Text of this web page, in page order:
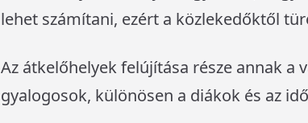
lehet számítani, ezért a közlekedőktől
Az átkelőhelyek felújítása része annak
gyalogosok, különösen a diákok és az